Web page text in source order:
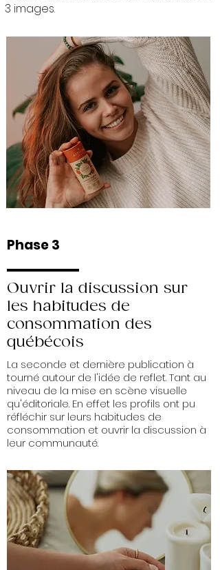
3 images.
Phase 3
Ouvrir la discussion sur
les habitudes de
consommation des
québécois
La seconde et dernière publication à
tourné autour de l'idée de reflet. Tant au
niveau de la mise en scène visuelle
qu'éditoriale. En effet les profils ont pu
réfléchir sur leurs habitudes de
consommation et ouvrir la discussion à
leur communauté.